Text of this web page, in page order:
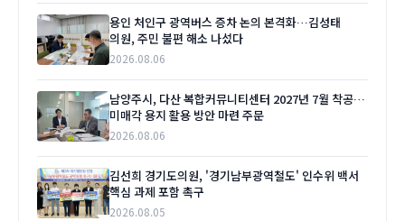
용인 처인구 광역버스 증차 논의 본격화…김성태
의원, 주민 불편 해소 나섰다
2026.08.06
남양주시, 다산 복합커뮤니티센터 2027년 7월 착공…
미매각 용지 활용 방안 마련 주문
2026.08.06
김선희 경기도의원, '경기남부광역철도' 인수위 백서
핵심 과제 포함 촉구
2026.08.05